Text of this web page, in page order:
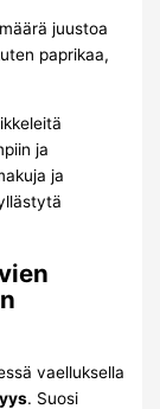
juustoa
paprikaa,
ja
ja
vaelluksella
. Suosi